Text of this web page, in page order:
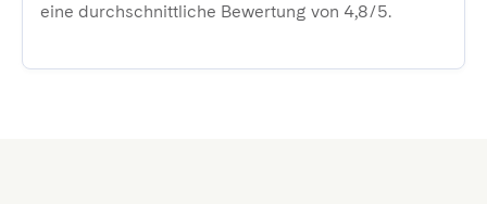
eine durchschnittliche Bewertung von 4,8/5.